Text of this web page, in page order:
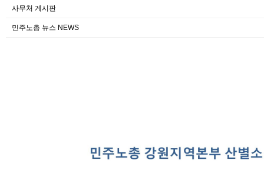
사무처 게시판
민주노총 뉴스 NEWS